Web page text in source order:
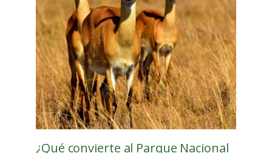
¿Qué convierte al Parque Nacional